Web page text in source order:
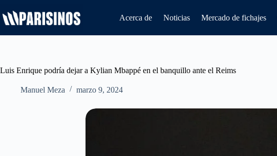
al
contenido
Acerca de Noticias Mercado de fichajes
Luis Enrique podría dejar a Kylian Mbappé en el banquillo ante el Reims
Manuel Meza marzo 9, 2024